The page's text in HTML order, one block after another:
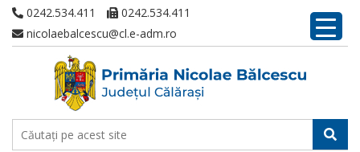
0242.534.411
0242.534.411
nicolaebalcescu@cl.e-adm.ro